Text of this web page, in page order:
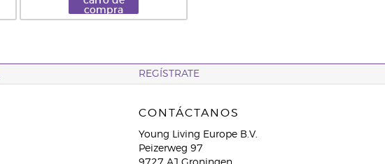
compra
REGÍSTRATE
CONTÁCTANOS
Young Living Europe B.V.
Peizerweg 97